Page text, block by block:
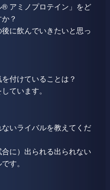
アミノプロテイン」をど
？
に飲んでいきたいと思っ
付けていることは？
ています。
いライバルを教えてくだ
に）出られる出られない
す。